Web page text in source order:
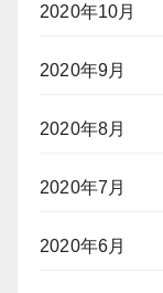
2020年10月
2020年9月
2020年8月
2020年7月
2020年6月